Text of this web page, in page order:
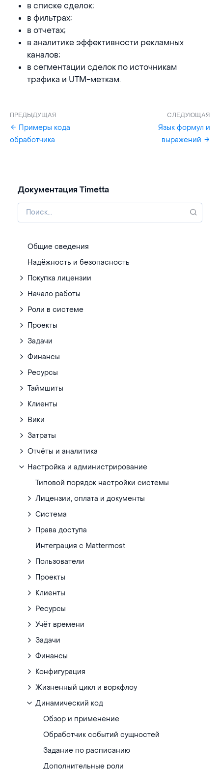
Документация Timetta
Общие сведения
Надёжность и безопасность
Покупка лицензии
Начало работы
Роли в системе
Проекты
Задачи
Финансы
Ресурсы
Таймшиты
Клиенты
Вики
Затраты
Отчёты и аналитика
Настройка и администрирование
Типовой порядок настройки системы
Лицензии, оплата и документы
Система
Права доступа
Интеграция с Mattermost
Пользователи
Проекты
Клиенты
Ресурсы
Учёт времени
Задачи
Финансы
Конфигурация
Жизненный цикл и воркфлоу
Динамический код
Обзор и применение
Обработчик событий сущностей
Задание по расписанию
Дополнительные роли
в списке сделок;
в фильтрах;
в отчетах;
в аналитике эффективности рекламных
каналов;
в сегментации сделок по источникам
трафика и UTM-меткам.
ПРЕДЫДУЩАЯ
Примеры кода
обработчика
СЛЕДУЮЩАЯ
Язык формул и
выражений